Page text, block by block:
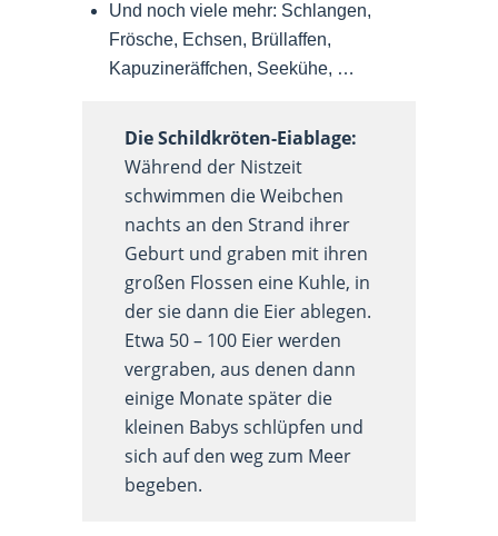
Und noch viele mehr: Schlangen,
Frösche, Echsen, Brüllaffen,
Kapuzineräffchen, Seekühe, …
Die Schildkröten-Eiablage:
Während der Nistzeit
schwimmen die Weibchen
nachts an den Strand ihrer
Geburt und graben mit ihren
großen Flossen eine Kuhle, in
der sie dann die Eier ablegen.
Etwa 50 – 100 Eier werden
vergraben, aus denen dann
einige Monate später die
kleinen Babys schlüpfen und
sich auf den weg zum Meer
begeben.